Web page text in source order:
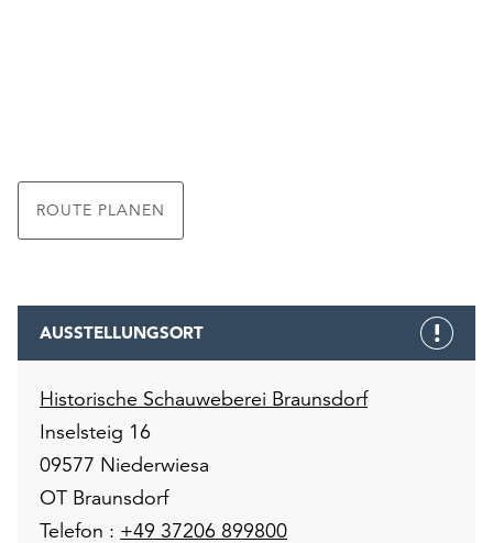
ROUTE PLANEN
AUSSTELLUNGSORT
Historische Schauweberei Braunsdorf
Inselsteig 16
09577 Niederwiesa
OT Braunsdorf
Telefon : +49 37206 899800